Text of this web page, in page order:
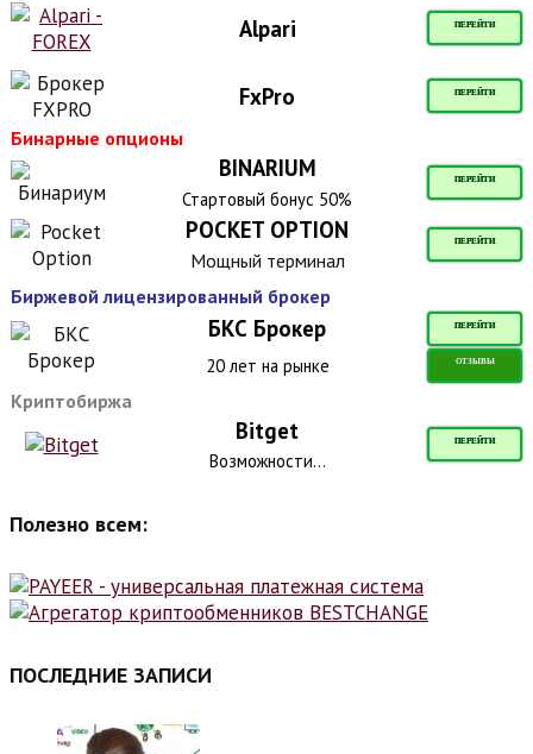
Alpari ПЕРЕЙТИ
FxPro ПЕРЕЙТИ
Бинарные опционы
BINARIUM ПЕРЕЙТИ
Стартовый бонус 50%
POCKET OPTION ПЕРЕЙТИ
Мощный терминал
Биржевой лицензированный брокер
БКС Брокер ПЕРЕЙТИ
20 лет на рынке ОТЗЫВЫ
Криптобиржа
Bitget ПЕРЕЙТИ
Возможности...
Полезно всем:
ПОСЛЕДНИЕ ЗАПИСИ